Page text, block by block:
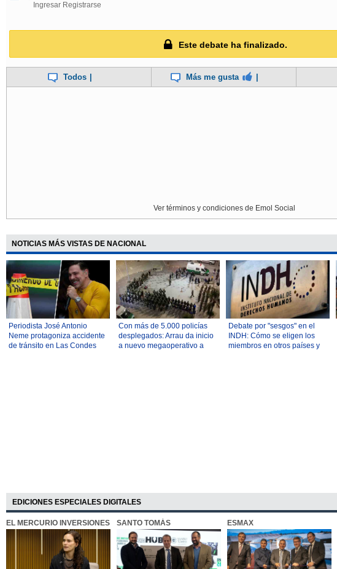
Ingresar Registrarse
Este debate ha finalizado.
Todos Más me gusta
Ver términos y condiciones de Emol Social
NOTICIAS MÁS VISTAS DE NACIONAL
Periodista José Antonio
Neme protagoniza accidente
de tránsito en Las Condes
Con más de 5.000 policías
desplegados: Arrau da inicio
a nuevo megaoperativo a
Debate por "sesgos" en el
INDH: Cómo se eligen los
miembros en otros países y
EDICIONES ESPECIALES DIGITALES
EL MERCURIO INVERSIONES SANTO TOMÁS ESMAX